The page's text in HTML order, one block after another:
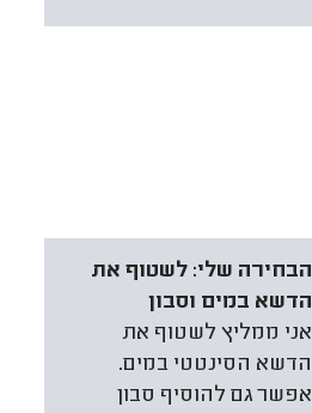
הבחירה שלי: לשטוף את
הדשא במים וסבון
אני ממליץ לשטוף את
הדשא הסינטטי במים.
אפשר גם להוסיף סבון